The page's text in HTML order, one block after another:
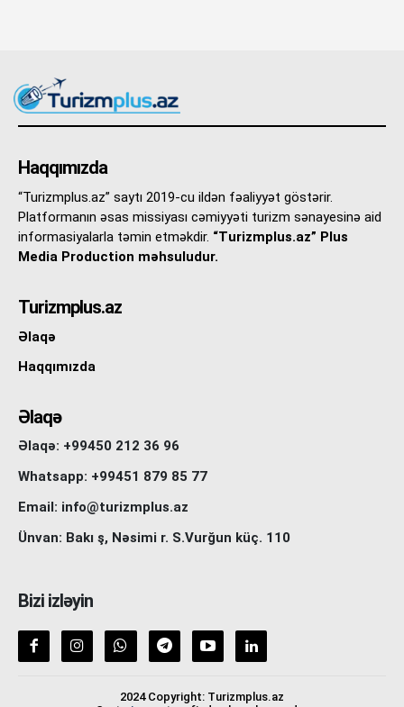
Haqqımızda
“Turizmplus.az” saytı 2019-cu ildən fəaliyyət göstərir.
Platformanın əsas missiyası cəmiyyəti turizm sənayesinə aid
informasiyalarla təmin etməkdir. “Turizmplus.az” Plus
Media Production məhsuludur.
Turizmplus.az
Əlaqə
Haqqımızda
Əlaqə
Əlaqə: +99450 212 36 96
Whatsapp: +99451 879 85 77
Email: info@turizmplus.az
Ünvan: Bakı ş, Nəsimi r. S.Vurğun küç. 110
Bizi izləyin
2024 Copyright: Turizmplus.az